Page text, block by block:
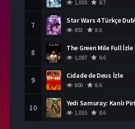
1,000 8.7
7 Star Wars 4 Türkçe
853 8.6
8 The Green Mile Full
1,087 8.6
9 Cidade de Deus İzle
800 8.6
10
1,055 8.6